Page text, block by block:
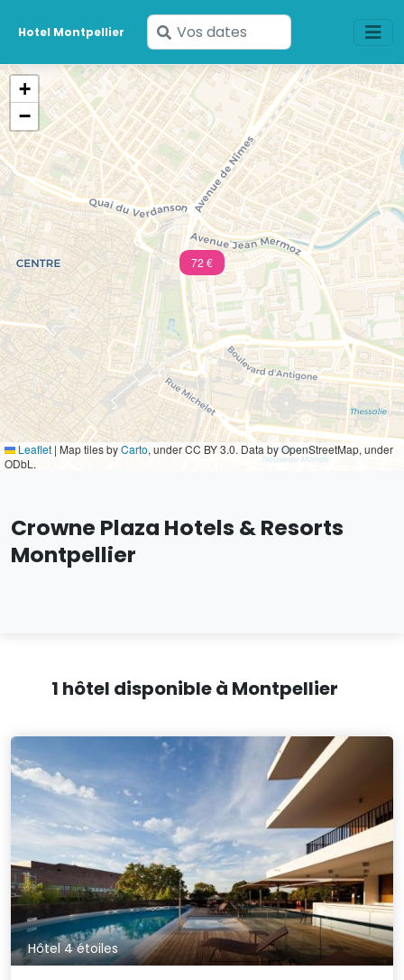
Hotel Montpellier
Saisissez
vos
dates
72 €
+
−
Leaflet | Map tiles byCarto, under CC BY 3.0. Data by OpenStreetMap, under
ODbL.
Crowne Plaza Hotels & Resorts
Montpellier
1 hôtel disponible à Montpellier
Hôtel 4 étoiles